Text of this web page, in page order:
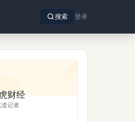
搜索 登录
财经
道记者